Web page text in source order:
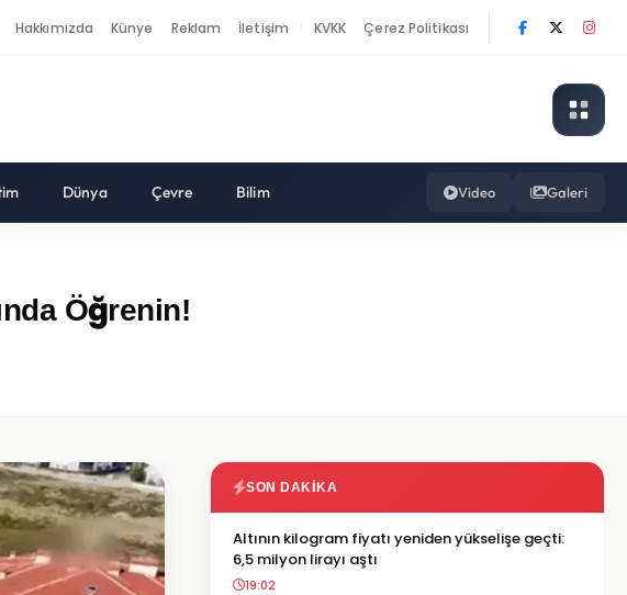
Hakkımızda Künye Reklam İletişim KVKK Çerez Politikası
Dünya Çevre Bilim Video Galeri
Öğrenin!
SON DAKIKA
Altının kilogram fiyatı yeniden yükselişe geçti:
6,5 milyon lirayı aştı
19:02